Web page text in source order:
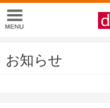
お知らせ